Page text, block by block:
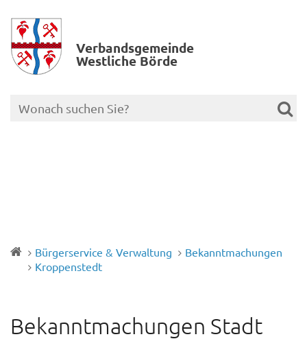
Verbands­gemeinde
Westliche Börde
Bürgerservice & Verwaltung
Bekanntmachungen
Kroppenstedt
Bekanntmachungen Stadt